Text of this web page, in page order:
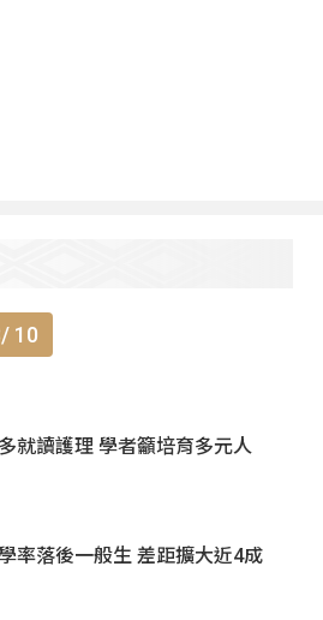
10
就讀護理 學者籲培育多元人
率落後一般生 差距擴大近4成